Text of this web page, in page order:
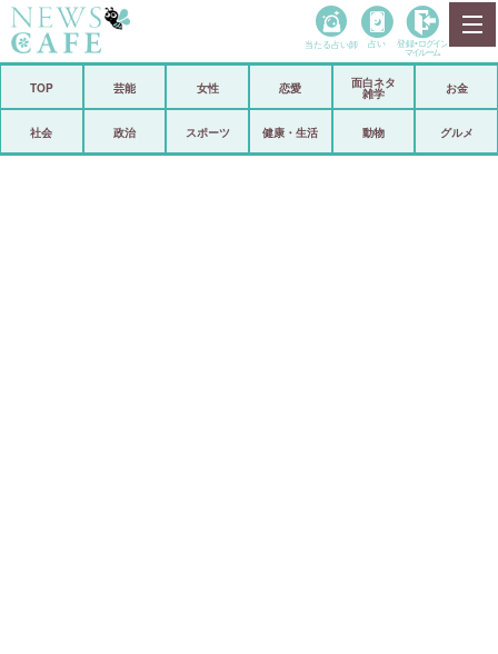
政治
当たる占い師 占い 登録• ログイン
マイルーム
TOP 芸能 女性 恋愛
面白ネタ
雑学
お金
社会 政治 スポーツ 健康・生活 動物 グルメ